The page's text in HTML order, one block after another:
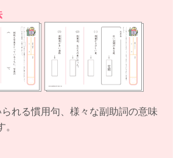
れる慣用句、様々な副助詞の意味